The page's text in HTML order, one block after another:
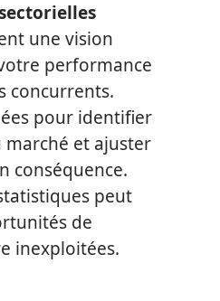
une vision
performance
concurrents.
pour identifier
marché et ajuster
conséquence.
peut
de
inexploitées.